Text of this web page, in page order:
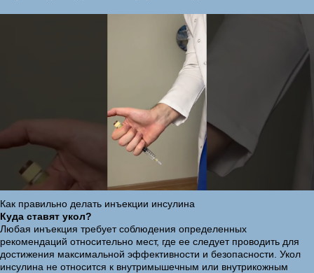
Как правильно делать инъекции инсулина
Куда ставят укол?
Любая инъекция требует соблюдения определенных
рекомендаций относительно мест, где ее следует проводить для
достижения максимальной эффективности и безопасности. Укол
инсулина не относится к внутримышечным или внутрикожным